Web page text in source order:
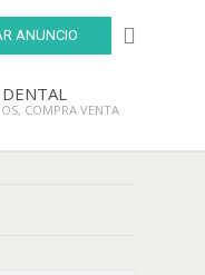
ANUNCIO
COMPRA VENTA